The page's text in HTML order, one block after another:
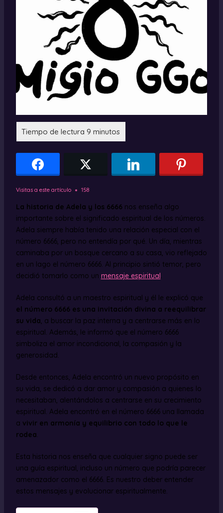
Visitas a este artículo 158
La historia de Adela y los 6666nos enseña algo
importante sobre el significado espiritual de los números.
Adela siempre había tenido una relación especial con el
número 6666, pero no entendía por qué. Un día, mientras
caminaba por un bosque cercano a su casa, vio reflejado
en un lago el número 6666. Al principio sintió temor, pero
decidió tomarlo como un mensaje espiritual.
Adela consultó a un maestro espiritual y él le explicó que
el número 6666 es una invitación divina a reequilibrar
su vida, a buscar la paz interna y a centrarse más en lo
espiritual. Además, le informó que el número 6666
simboliza el amor incondicional, la compasión y la
generosidad.
Desde entonces, Adela encontró un nuevo propósito en
su vida, se dedicó a dar amor y compasión a quienes lo
necesitaban, alentándolos a centrarse en su crecimiento
espiritual. Adela encontró en el número 6666 una llamada
a vivir en armonía y equilibrio con todo lo que le
rodea.
Esta historia nos enseña que cualquier signo puede ser
una guía espiritual, incluso un número que podría parecer
amenazador como el 6666. Es nuestro deber entender
estos mensajes y evolucionar espiritualmente.